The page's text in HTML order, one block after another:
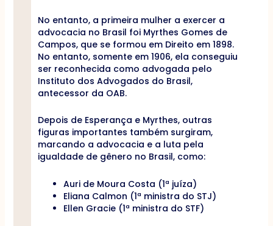
No entanto, a primeira mulher a exercer a
advocacia no Brasil foi Myrthes Gomes de
Campos, que se formou em Direito em 1898.
No entanto, somente em 1906, ela conseguiu
ser reconhecida como advogada pelo
Instituto dos Advogados do Brasil,
antecessor da OAB.
Depois de Esperança e Myrthes, outras
figuras importantes também surgiram,
marcando a advocacia e a luta pela
igualdade de gênero no Brasil, como:
Auri de Moura Costa (1ª juíza)
Eliana Calmon (1ª ministra do STJ)
Ellen Gracie (1ª ministra do STF)